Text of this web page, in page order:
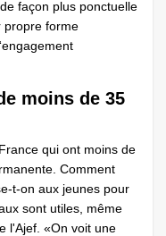
façon plus ponctuelle
propre forme
moins de 35
qui ont moins de
Comment
t-on aux jeunes pour
sont utiles, même
l'Ajef. «On voit une